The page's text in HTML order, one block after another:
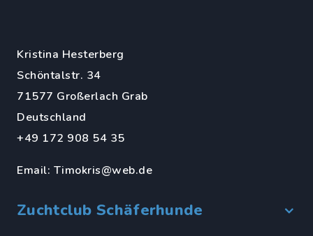
Kristina Hesterberg
Schöntalstr. 34
71577 Großerlach Grab
Deutschland
+49 172 908 54 35
Email: Timokris@web.de
Zuchtclub Schäferhunde